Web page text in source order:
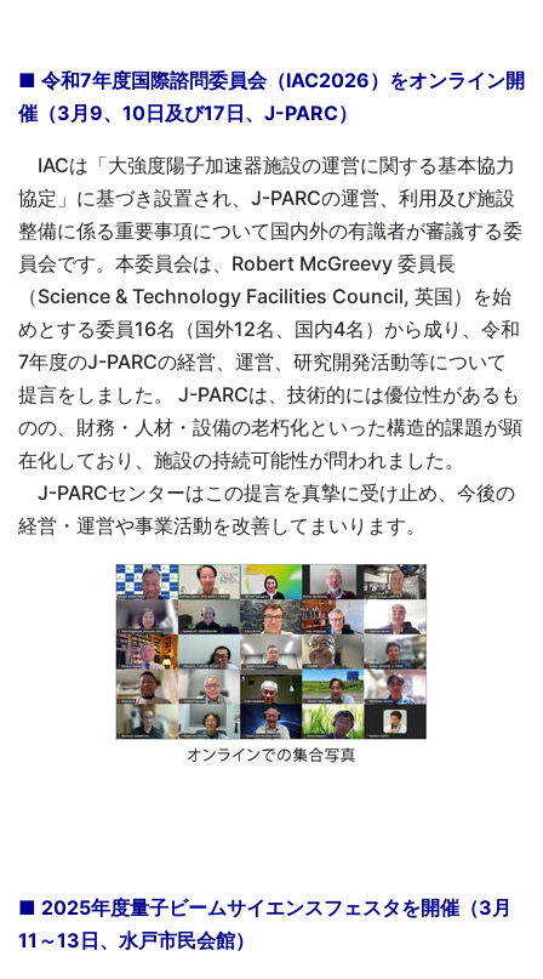
■ 令和7年度国際諮問委員会（IAC2026）をオンライン開
催（3月9、10日及び17日、J-PARC）
IACは「大強度陽子加速器施設の運営に関する基本協力
協定」に基づき設置され、J-PARCの運営、利用及び施設
整備に係る重要事項について国内外の有識者が審議する委
員会です。本委員会は、Robert McGreevy 委員長
（Science & Technology Facilities Council, 英国）を始
めとする委員16名（国外12名、国内4名）から成り、令和
7年度のJ-PARCの経営、運営、研究開発活動等について
提言をしました。 J-PARCは、技術的には優位性があるも
のの、財務・人材・設備の老朽化といった構造的課題が顕
在化しており、施設の持続可能性が問われました。
J-PARCセンターはこの提言を真摯に受け止め、今後の
経営・運営や事業活動を改善してまいります。
■ 2025年度量子ビームサイエンスフェスタを開催（3月
11～13日、水戸市民会館）